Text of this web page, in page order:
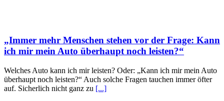
„Immer mehr Menschen stehen vor der Frage: Kann
ich mir mein Auto überhaupt noch leisten?“
Welches Auto kann ich mir leisten? Oder: „Kann ich mir mein Auto
überhaupt noch leisten?“ Auch solche Fragen tauchen immer öfter
auf. Sicherlich nicht ganz zu [...]